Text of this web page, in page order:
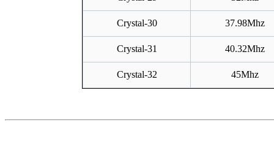
Crystal-30 37.98Mhz
Crystal-31 40.32Mhz
Crystal-32 45Mhz